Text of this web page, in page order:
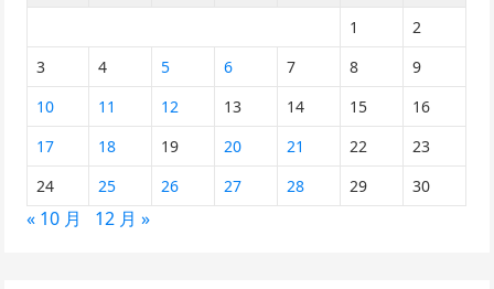
1
2
3
4 5 6 7 8
9
10
11 12 13 14 15
16
17
18 19 20 21 22
23
24
25 26 27 28 29 30
« 10 月 12 月 »